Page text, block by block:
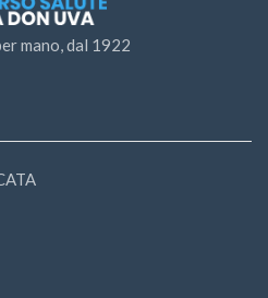
mano, dal 1922